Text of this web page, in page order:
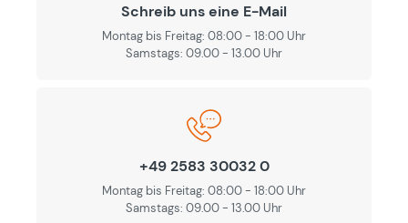
Schreib uns eine E-Mail
Montag bis Freitag: 08:00 - 18:00 Uhr
Samstags: 09.00 - 13.00 Uhr
+49 2583 30032 0
Montag bis Freitag: 08:00 - 18:00 Uhr
Samstags: 09.00 - 13.00 Uhr